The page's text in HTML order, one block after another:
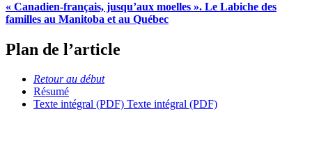
« Canadien-français, jusqu’aux moelles ». Le Labiche des
familles au Manitoba et au Québec
Plan de l’article
Retour au début
Résumé
Texte intégral (PDF) Texte intégral (PDF)